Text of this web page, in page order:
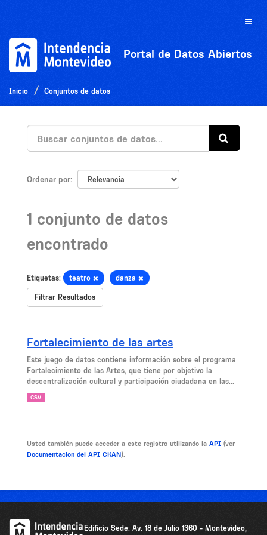
Toggle
Portal de Datos Abiertos
Inicio Conjuntos de datos
Ordenar por
1 conjunto de datos
encontrado
Etiquetas: teatro danza
Filtrar Resultados
Fortalecimiento de las artes
Este juego de datos contiene información sobre el programa
Fortalecimiento de las Artes, que tiene por objetivo la
descentralización cultural y participación ciudadana en las...
CSV
Usted también puede acceder a este registro utilizando la API (ver
Documentacion del API CKAN).
Edificio Sede: Av. 18 de Julio 1360 - Montevideo,